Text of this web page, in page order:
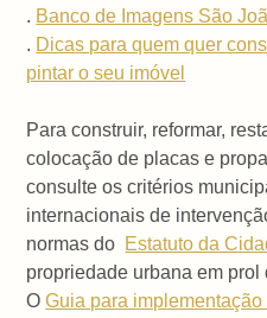
. Banco de Imagens São
. Dicas para quem quer
pintar o seu imóvel
Para construir, reformar,
colocação de placas e
consulte os critérios
internacionais de
normas do Estatuto da
propriedade urbana em prol
OGuia para implementação